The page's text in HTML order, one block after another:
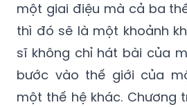
nhất.
Tổng đạo diễn Dương
một giai điệu mà cả ba
thì đó sẽ là một khoảnh
sĩ không chỉ hát bài của